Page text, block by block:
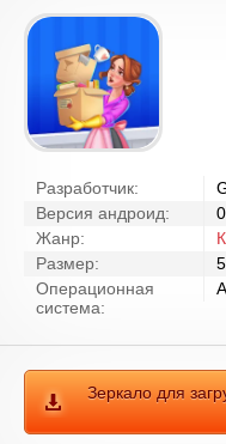
Разработчик:
Версия андроид:
Жанр:
Размер:
Операционная
система:
Зеркало для